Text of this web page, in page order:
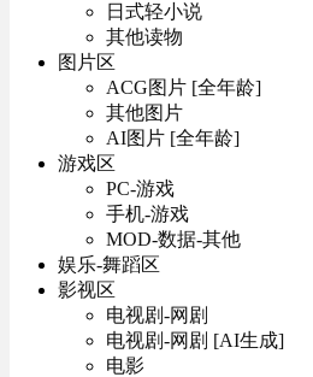
日式轻小说
其他读物
图片区
ACG图片 [全年龄]
其他图片
AI图片 [全年龄]
游戏区
PC-游戏
手机-游戏
MOD-数据-其他
娱乐-舞蹈区
影视区
电视剧-网剧
电视剧-网剧 [AI生成]
电影